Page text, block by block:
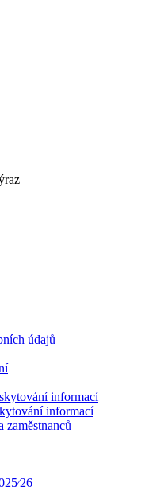
údajů
informací
informací
zaměstnanců